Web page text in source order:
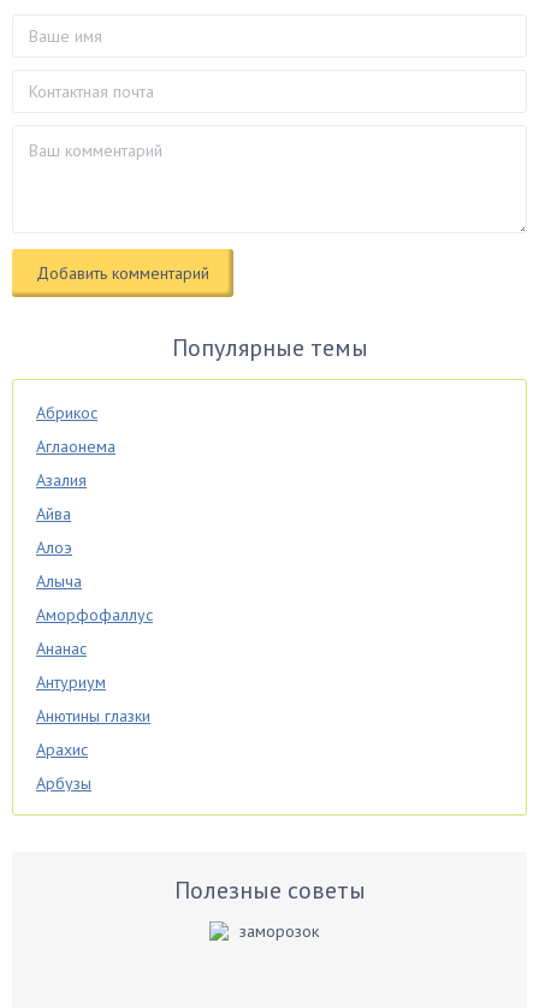
Популярные темы
Абрикос
Аглаонема
Азалия
Айва
Алоэ
Алыча
Аморфофаллус
Ананас
Антуриум
Анютины глазки
Арахис
Арбузы
Аспарагус
Полезные советы